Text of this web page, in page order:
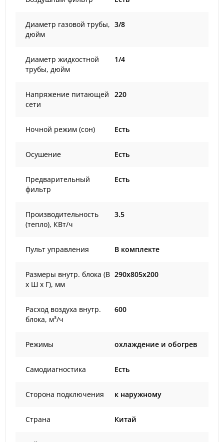
Диаметр газовой трубы,
дюйм
3/8
Диаметр жидкостной
трубы, дюйм
1/4
Напряжение питающей
сети
220
Ночной режим (сон) Есть
Осушение Есть
Предварительный
фильтр
Есть
Производительность
(тепло), КВт/ч
3.5
Пульт управления В комплекте
Размеры внутр. блока (В
х Ш х Г), мм
290x805x200
Расход воздуха внутр.
блока, м³/ч
600
Режимы охлаждение и обогрев
Самодиагностика Есть
Сторона подключения к наружному
Страна Китай